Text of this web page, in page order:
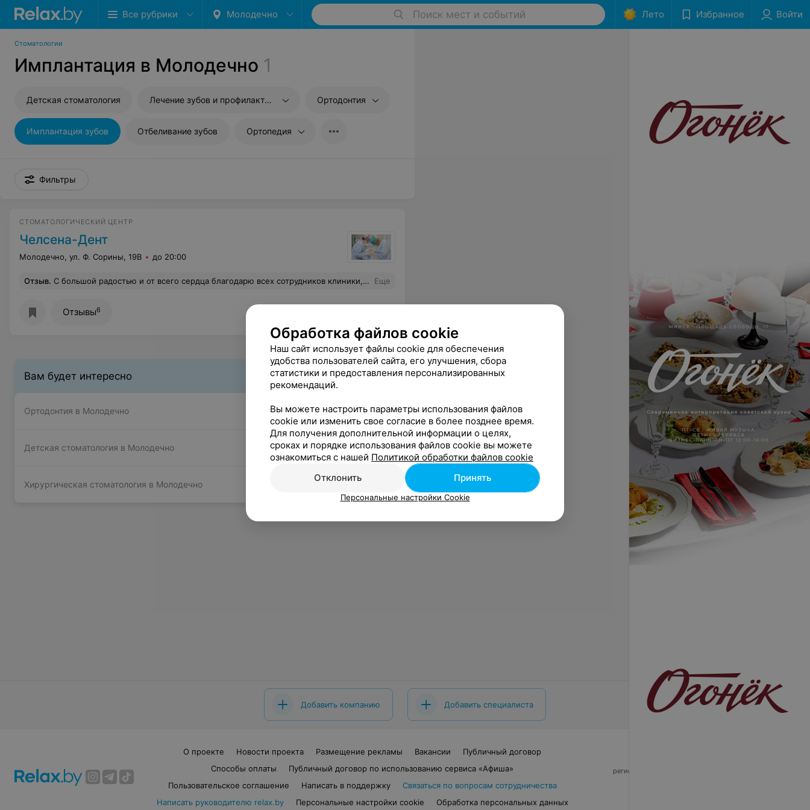
Все рубрики Молодечно Поиск мест и событий Лето Избранное Войти
Стоматологии
Имплантация в Молодечно 1
Детская стоматология Лечение зубов и профилактика Ортодонтия
Имплантация зубов Отбеливание зубов Ортопедия
Фильтры
СТОМАТОЛОГИЧЕСКИЙ ЦЕНТР
Челсена-Дент
Молодечно, ул. Ф. Сорины, 19В до 20:00
Отзыв. C большой радостью и от всего сердца благодарю всех сотрудников клиники, начиная с регистратуры и заканчивая техниками! Особая благодарность моим докторам - Челнокову Сергею Федоровичу, Толстовой Ларисе Марсовне и Балинда Вадиму Степановичу.Ваше отношение к своему труду, высочайший профессионализм и чуткое отношения к пациентам творят чудеса! Спасибо Вам, дорогие доктора! Вы-лучшие! Еще
Отзывы6
Вам будет интересно
Ортодонтия в Молодечно
Детская стоматология в Молодечно
Хирургическая стоматология в Молодечно
Добавить компанию Добавить специалиста
О проекте Новости проекта Размещение рекламы Вакансии
Публичный договор
Способы оплаты
Публичный договор по использованию сервиса «Афиша»
Пользовательское соглашение
Написать в поддержку
Связаться по вопросам сотрудничества
Написать руководителю relax.by
Персональные настройки cookie Обработка персональных данных
регистрирующий орган - Минский горисполком
Обработка файлов cookie
Наш сайт использует файлы cookie для обеспечения
удобства пользователей сайта, его улучшения, сбора
статистики и предоставления персонализированных
рекомендаций.
Вы можете настроить параметры использования файлов
cookie или изменить свое согласие в более позднее время.
Для получения дополнительной информации о целях,
сроках и порядке использования файлов cookie вы можете
ознакомиться с нашей Политикой обработки файлов cookie
Отклонить
Принять
Персональные настройки Cookie